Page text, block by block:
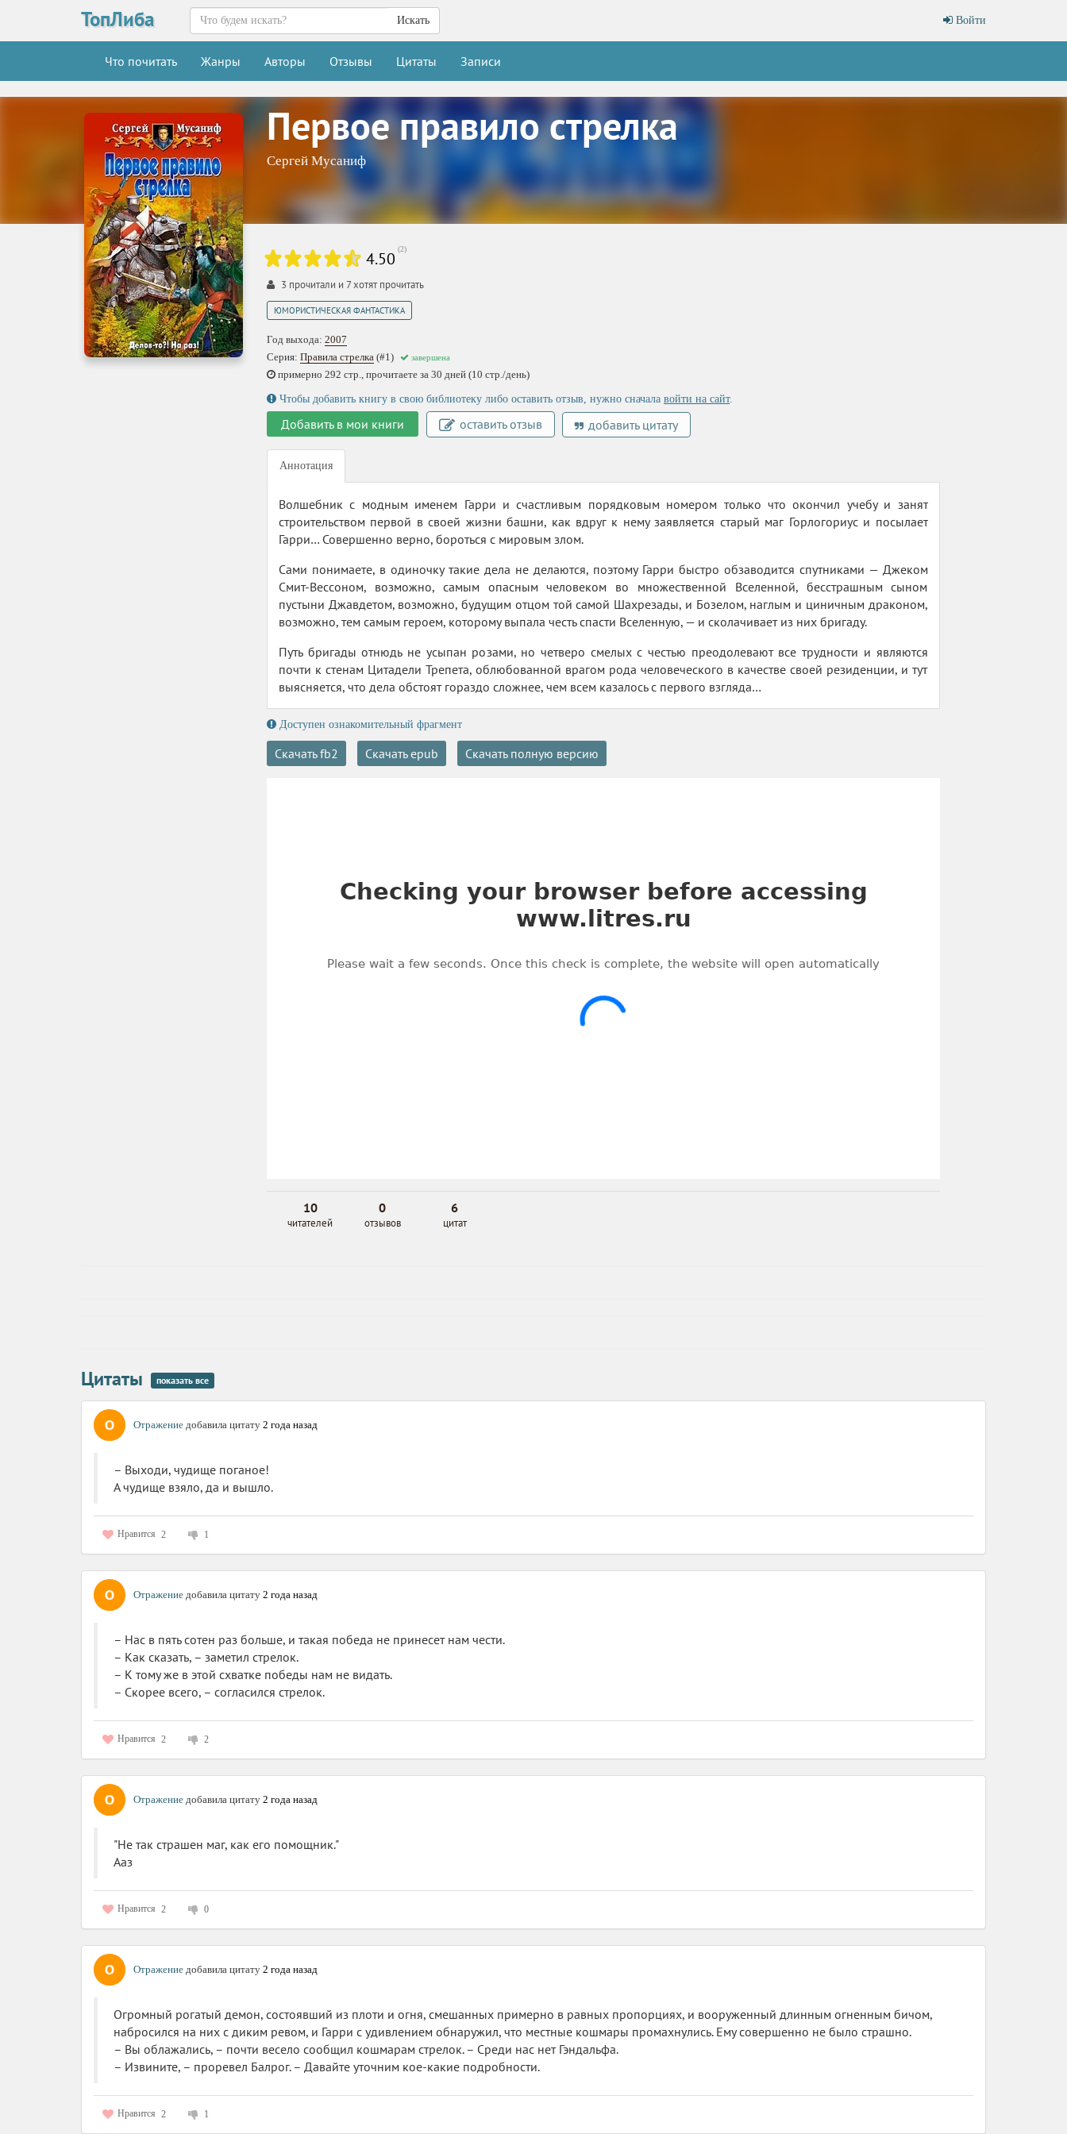
ТопЛиба Войти
Искать
Что почитать Жанры Авторы Отзывы Цитаты Записи
Первое правило стрелка
Сергей Мусаниф
4.50 (2)
3 прочитали и 7хотят прочитать
ЮМОРИСТИЧЕСКАЯ ФАНТАСТИКА
Год выхода: 2007
Серия: Правила стрелка (#1) завершена
примерно 292 стр., прочитаете за 30 дней (10 стр./день)
Чтобы добавить книгу в свою библиотеку либо оставить отзыв, нужно сначала войти на сайт.
Добавить в мои книги оставить отзыв добавить цитату
Аннотация
Волшебник с модным именем Гарри и счастливым порядковым номером только что окончил учебу и занят
строительством первой в своей жизни башни, как вдруг к нему заявляется старый маг Горлогориус и посылает
Гарри… Совершенно верно, бороться с мировым злом.
Сами понимаете, в одиночку такие дела не делаются, поэтому Гарри быстро обзаводится спутниками — Джеком
Смит-Вессоном, возможно, самым опасным человеком во множественной Вселенной, бесстрашным сыном
пустыни Джавдетом, возможно, будущим отцом той самой Шахрезады, и Бозелом, наглым и циничным драконом,
возможно, тем самым героем, которому выпала честь спасти Вселенную, — и сколачивает из них бригаду.
Путь бригады отнюдь не усыпан розами, но четверо смелых с честью преодолевают все трудности и являются
почти к стенам Цитадели Трепета, облюбованной врагом рода человеческого в качестве своей резиденции, и тут
выясняется, что дела обстоят гораздо сложнее, чем всем казалось с первого взгляда…
Доступен ознакомительный фрагмент
Скачать fb2 Скачать epub Скачать полную версию
10
читателей
0
отзывов
6
цитат
Цитаты показать все
Отражение добавила цитату 2 года назад
– Выходи, чудище поганое!
А чудище взяло, да и вышло.
Нравится 2 1
Отражение добавила цитату 2 года назад
– Нас в пять сотен раз больше, и такая победа не принесет нам чести.
– Как сказать, – заметил стрелок.
– К тому же в этой схватке победы нам не видать.
– Скорее всего, – согласился стрелок.
Нравится 2 2
Отражение добавила цитату 2 года назад
"Не так страшен маг, как его помощник."
Ааз
Нравится 2 0
Отражение добавила цитату 2 года назад
Огромный рогатый демон, состоявший из плоти и огня, смешанных примерно в равных пропорциях, и вооруженный длинным огненным бичом,
набросился на них с диким ревом, и Гарри с удивлением обнаружил, что местные кошмары промахнулись. Ему совершенно не было страшно.
– Вы облажались, – почти весело сообщил кошмарам стрелок. – Среди нас нет Гэндальфа.
– Извините, – проревел Балрог. – Давайте уточним кое-какие подробности.
Нравится 2 1